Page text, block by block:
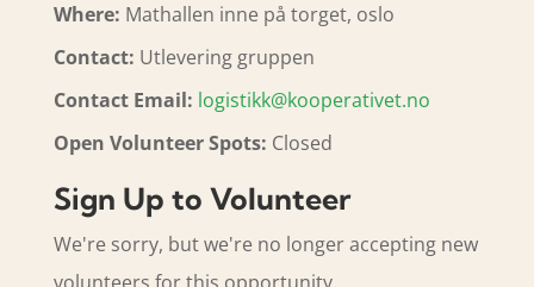
Where: Mathallen inne på torget, oslo
Contact: Utlevering gruppen
Contact Email: logistikk@kooperativet.no
Open Volunteer Spots: Closed
Sign Up to Volunteer
We're sorry, but we're no longer accepting new